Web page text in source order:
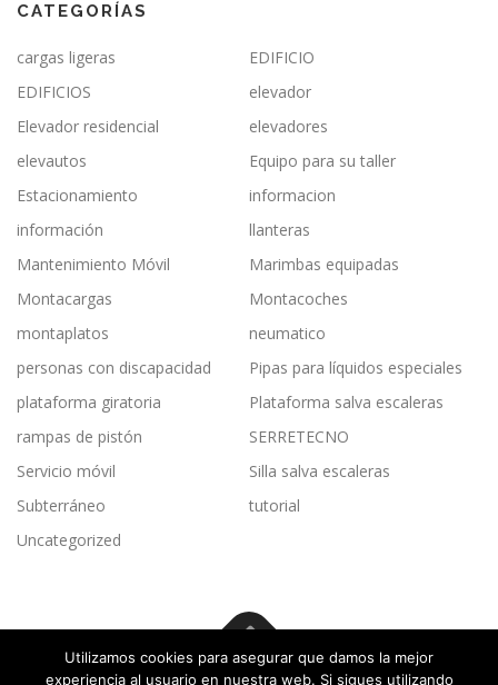
CATEGORÍAS
cargas ligeras
EDIFICIO
EDIFICIOS
elevador
Elevador residencial
elevadores
elevautos
Equipo para su taller
Estacionamiento
informacion
información
llanteras
Mantenimiento Móvil
Marimbas equipadas
Montacargas
Montacoches
montaplatos
neumatico
personas con discapacidad
Pipas para líquidos especiales
plataforma giratoria
Plataforma salva escaleras
rampas de pistón
SERRETECNO
Servicio móvil
Silla salva escaleras
Subterráneo
tutorial
Uncategorized
Utilizamos cookies para asegurar que damos la mejor
experiencia al usuario en nuestra web. Si sigues utilizando